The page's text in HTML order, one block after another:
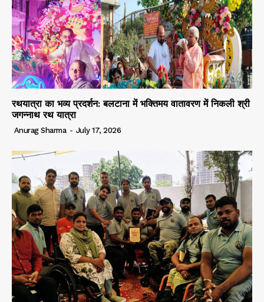
रथयात्रा का भव्य प्रदर्शन: बलटाना में भक्तिमय वातावरण में निकली श्री
जगन्नाथ रथ यात्रा
Anurag Sharma - July 17, 2026